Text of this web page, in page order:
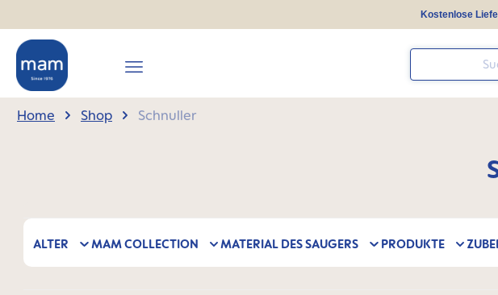
Kostenlose
Home Shop Schnuller
ALTER MAM COLLECTION MATERIAL DES SAUGERS PRODUKTE